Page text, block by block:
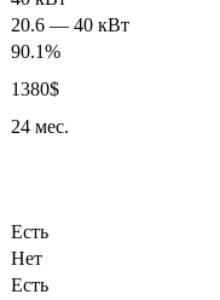
20.6 — 40 кВт
90.1%
1380$
24 мес.
Есть
Нет
Есть